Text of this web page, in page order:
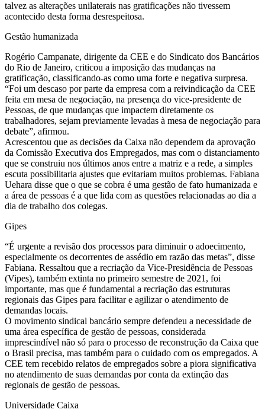
talvez as alterações unilaterais nas gratificações não tivessem
acontecido desta forma desrespeitosa.
Gestão humanizada
Rogério Campanate, dirigente da CEE e do Sindicato dos Bancários
do Rio de Janeiro, criticou a imposição das mudanças na
gratificação, classificando-as como uma forte e negativa surpresa.
“Foi um descaso por parte da empresa com a reivindicação da CEE
feita em mesa de negociação, na presença do vice-presidente de
Pessoas, de que mudanças que impactem diretamente os
trabalhadores, sejam previamente levadas à mesa de negociação para
debate”, afirmou.
Acrescentou que as decisões da Caixa não dependem da aprovação
da Comissão Executiva dos Empregados, mas com o distanciamento
que se construiu nos últimos anos entre a matriz e a rede, a simples
escuta possibilitaria ajustes que evitariam muitos problemas. Fabiana
Uehara disse que o que se cobra é uma gestão de fato humanizada e
a área de pessoas é a que lida com as questões relacionadas ao dia a
dia de trabalho dos colegas.
Gipes
“É urgente a revisão dos processos para diminuir o adoecimento,
especialmente os decorrentes de assédio em razão das metas”, disse
Fabiana. Ressaltou que a recriação da Vice-Presidência de Pessoas
(Vipes), também extinta no primeiro semestre de 2021, foi
importante, mas que é fundamental a recriação das estruturas
regionais das Gipes para facilitar e agilizar o atendimento de
demandas locais.
O movimento sindical bancário sempre defendeu a necessidade de
uma área específica de gestão de pessoas, considerada
imprescindível não só para o processo de reconstrução da Caixa que
o Brasil precisa, mas também para o cuidado com os empregados. A
CEE tem recebido relatos de empregados sobre a piora significativa
no atendimento de suas demandas por conta da extinção das
regionais de gestão de pessoas.
Universidade Caixa